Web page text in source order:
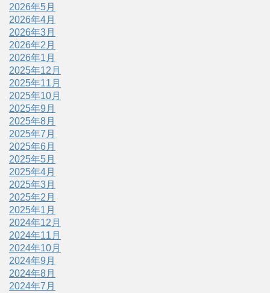
2026年5月
2026年4月
2026年3月
2026年2月
2026年1月
2025年12月
2025年11月
2025年10月
2025年9月
2025年8月
2025年7月
2025年6月
2025年5月
2025年4月
2025年3月
2025年2月
2025年1月
2024年12月
2024年11月
2024年10月
2024年9月
2024年8月
2024年7月